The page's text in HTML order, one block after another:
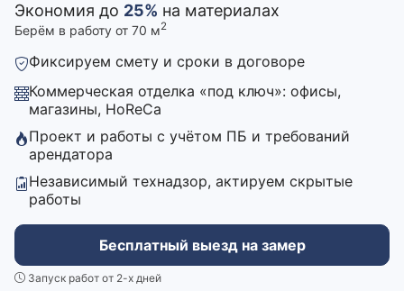
Экономия до 25% на материалах
Берём в работу от 70 м2
Фиксируем смету и сроки в договоре
Коммерческая отделка «под ключ»: офисы,
магазины, HoReCa
Проект и работы с учётом ПБ и требований
арендатора
Независимый технадзор, актируем скрытые
работы
Бесплатный выезд на замер
Запуск работ от 2-х дней